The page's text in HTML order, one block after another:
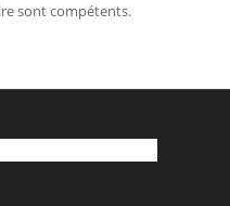
sont compétents.